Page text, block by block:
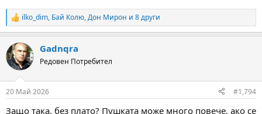
R
e
c
t
i
s
ilko_dim, Бай Колю,Дон Мирон и 8 други
Gadnqra
Редовен Потребител
20 Май 2026 #1,794
Защо така, без плато? Пушката може много повече, ако се